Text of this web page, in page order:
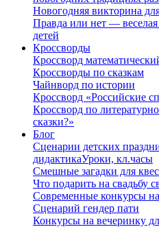
Новогодняя викторина
Правда или нет —
детей
Кроссворды
Кроссворд
Кроссворды по сказкам
Чайнворд по истории
Кроссворд «Российские
Кроссворд по
сказки?»
Блог
Сценарии детских
дидактикаУроки, кл.часы
Смешные загадки для
Что подарить на свадьбу
Современные конкурсы на
Сценарий гендер пати
Конкурсы на вечеринку